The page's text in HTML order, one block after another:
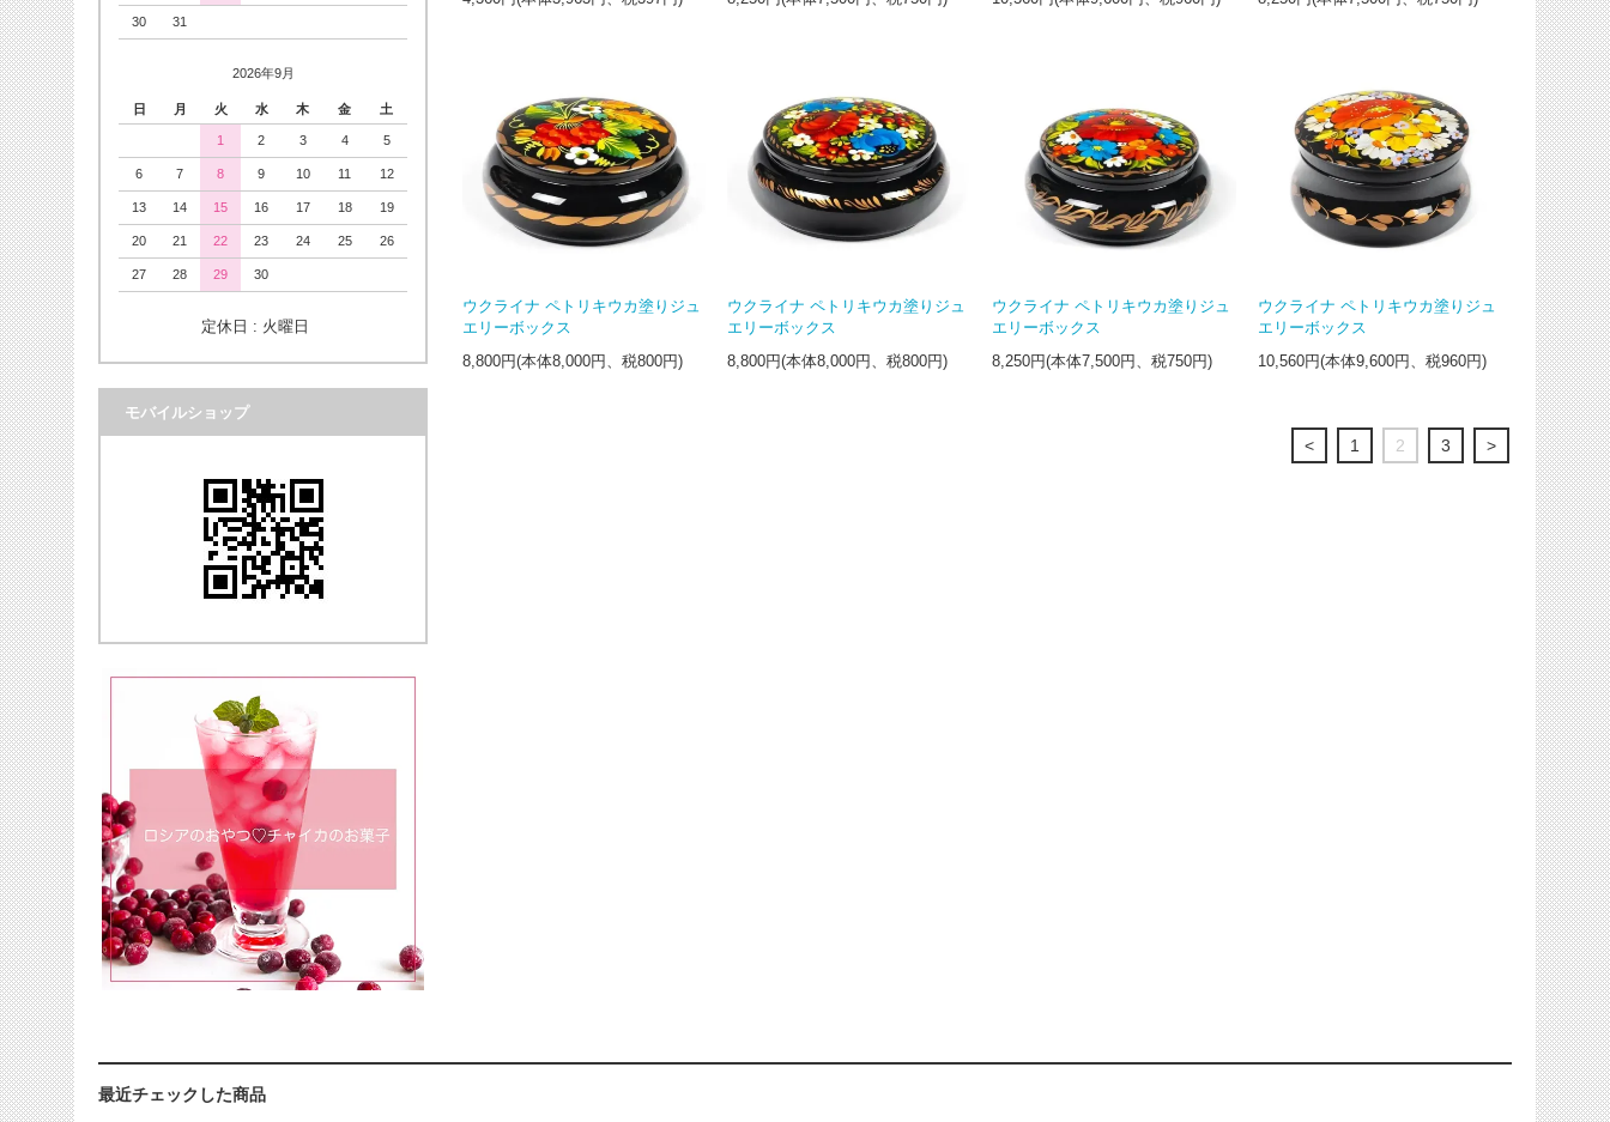
ウクライナ ペトリキウカ塗りジュ
エリーボックス
8,800円(本体8,000円、税800円)
ウクライナ ペトリキウカ塗りジュ
エリーボックス
8,800円(本体8,000円、税800円)
ウクライナ ペトリキウカ塗りジュ
エリーボックス
8,250円(本体7,500円、税750円)
ウクライナ ペトリキウカ塗りジュ
エリーボックス
10,560円(本体9,600円、税960円)
< 1 2 3 >
30 31
2026年9月
日 月 火 水 木 金 土
1 2 3 4 5
6 7 8 9 10 11 12
13 14 15 16 17 18 19
20 21 22 23 24 25 26
27 28 29 30
定休日 : 火曜日
モバイルショップ
最近チェックした商品